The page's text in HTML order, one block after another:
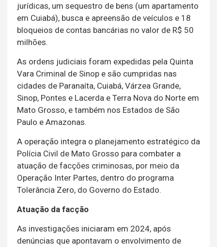
jurídicas, um sequestro de bens (um apartamento
em Cuiabá), busca e apreensão de veículos e 18
bloqueios de contas bancárias no valor de R$ 50
milhões.
As ordens judiciais foram expedidas pela Quinta
Vara Criminal de Sinop e são cumpridas nas
cidades de Paranaíta, Cuiabá, Várzea Grande,
Sinop, Pontes e Lacerda e Terra Nova do Norte em
Mato Grosso, e também nos Estados de São
Paulo e Amazonas.
A operação integra o planejamento estratégico da
Polícia Civil de Mato Grosso para combater a
atuação de facções criminosas, por meio da
Operação Inter Partes, dentro do programa
Tolerância Zero, do Governo do Estado.
Atuação da facção
As investigações iniciaram em 2024, após
denúncias que apontavam o envolvimento de